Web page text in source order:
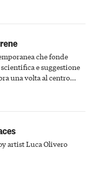
che fonde
e suggestione
una volta al centro
del passato astigiano
artist Luca Olivero